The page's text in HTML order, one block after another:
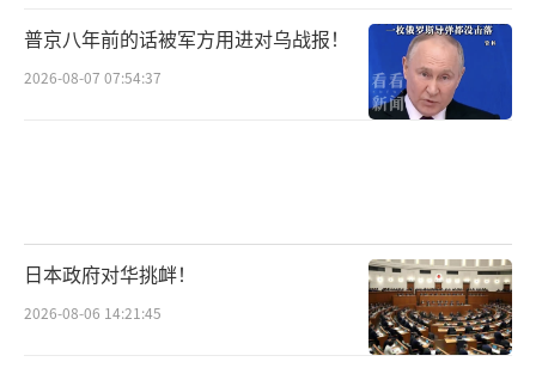
普京八年前的话被军方用进对乌战报！
2026-08-07 07:54:37
日本政府对华挑衅！
2026-08-06 14:21:45